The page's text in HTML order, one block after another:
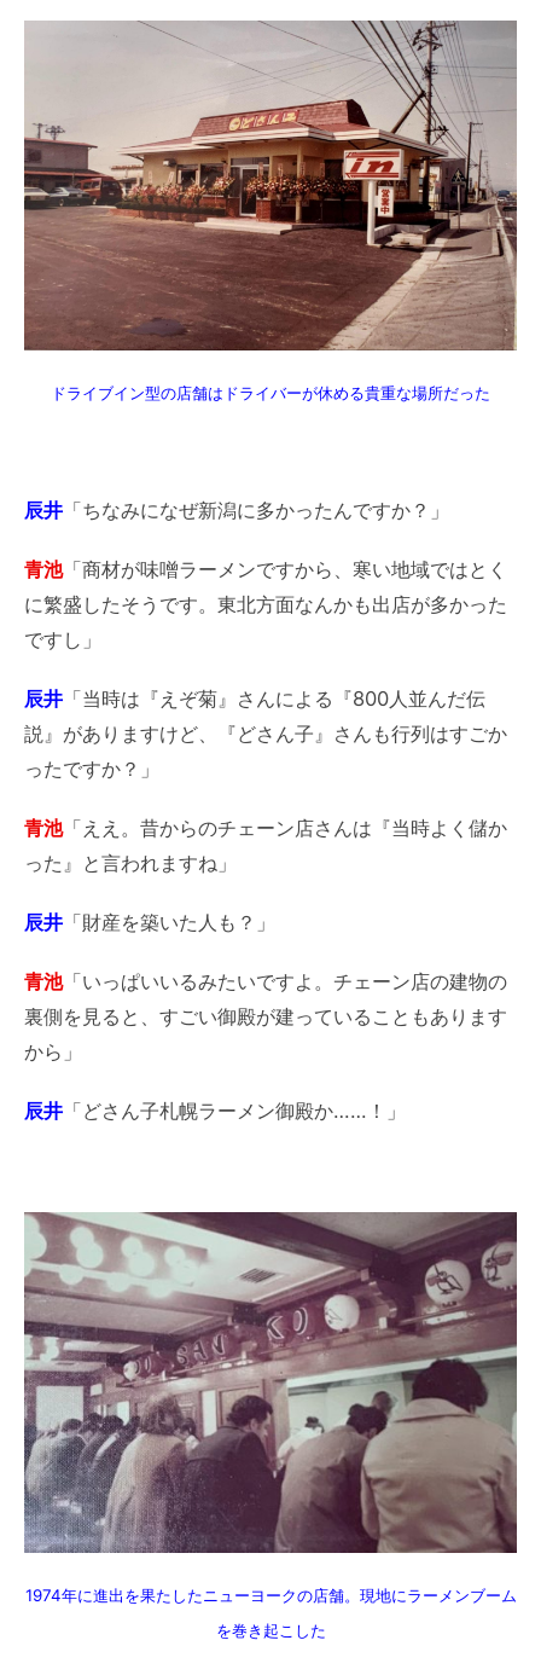
ドライブイン型の店舗はドライバーが休める貴重な場所だった
辰井 「ちなみになぜ新潟に多かったんですか？」
青池「商材が味噌ラーメンですから、寒い地域ではとく
に繁盛したそうです。東北方面なんかも出店が多かった
ですし」
辰井 「当時は『えぞ菊』さんによる『800人並んだ伝
説』がありますけど、『どさん子』さんも行列はすごか
ったですか？」
青池「ええ。昔からのチェーン店さんは『当時よく儲か
った』と言われますね」
辰井 「財産を築いた人も？」
青池「いっぱいいるみたいですよ。チェーン店の建物の
裏側を見ると、すごい御殿が建っていることもあります
から」
辰井 「どさん子札幌ラーメン御殿か……！」
1974年に進出を果たしたニューヨークの店舗。現地にラーメンブーム
を巻き起こした